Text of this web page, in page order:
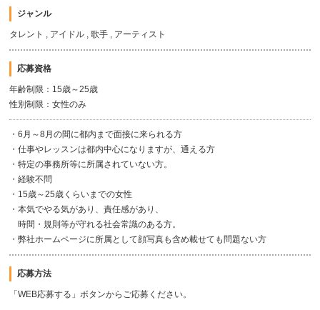
ジャンル
タレント , アイドル , 歌手 , アーティスト
応募資格
年齢制限：15歳～25歳
性別制限：女性のみ
・6月～8月の間に都内まで面接に来られる方
・仕事やレッスンは都内中心になりますが、通える方
・特定の事務所等に所属されていない方。
・経験不問
・15歳～25歳くらいまでの女性
・本気でやる気があり、責任感があり、
時間・規則等が守れる社会常識のある方。
・弊社ホームページに所属として顔写真も含め載せても問題ない方
応募方法
「WEB応募する」ボタンからご応募ください。